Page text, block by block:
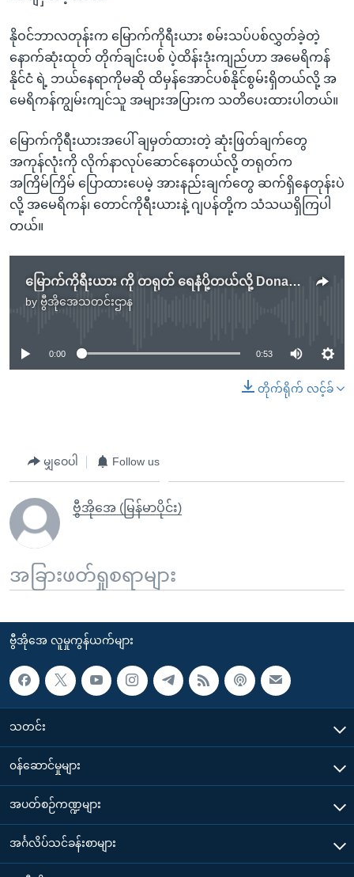
နိုဝင်ဘာလတုန်းက မြောက်ကိုရီးယား စမ်းသပ်ပစ်လွှတ်ခဲ့တဲ့
နောက်ဆုံးထုတ် တိုက်ချင်းပစ် ပဲ့ထိန်းဒုံးကျည်ဟာ အမေရိကန်
နိုင်ငံ ရဲ့ ဘယ်နေရာကိုမဆို ထိမှန်အောင်ပစ်နိုင်စွမ်းရှိတယ်လို့ အ
မေရိကန်ကျွမ်းကျင်သူ အများအပြားက သတိပေးထားပါတယ်။
မြောက်ကိုရီးယားအပေါ် ချမှတ်ထားတဲ့ ဆုံးဖြတ်ချက်တွေ
အကုန်လုံးကို လိုက်နာလုပ်ဆောင်နေတယ်လို့ တရုတ်က
အကြိမ်ကြိမ် ပြောထားပေမဲ့ အားနည်းချက်တွေ ဆက်ရှိနေတုန်းပဲ
လို့ အမေရိကန်၊ တောင်ကိုရီးယားနဲ့ ဂျပန်တို့က သံသယရှိကြပါ
တယ်။
မြောက်ကိုရီးယား ကို တရုတ် ရေနံပို့တယ်လို့ Donald Trump စွပ်စွဲ
by ဗွီအိုအေသတင်းဌာန
No media source currently available
0:00 0:53
တိုက်ရိုက် လင့်ခ်
မျှဝေပါ Follow us
ဗွီအိုအေ (မြန်မာပိုင်း)
အခြားဖတ်ရှုစရာများ
ဗွီအိုအေ လူမှုကွန်ယက်များ
သတင်း
၀န်ဆောင်မှုများ
အပတ်စဉ်ကဏ္ဍများ
အင်္ဂလိပ်သင်ခန်းစာများ